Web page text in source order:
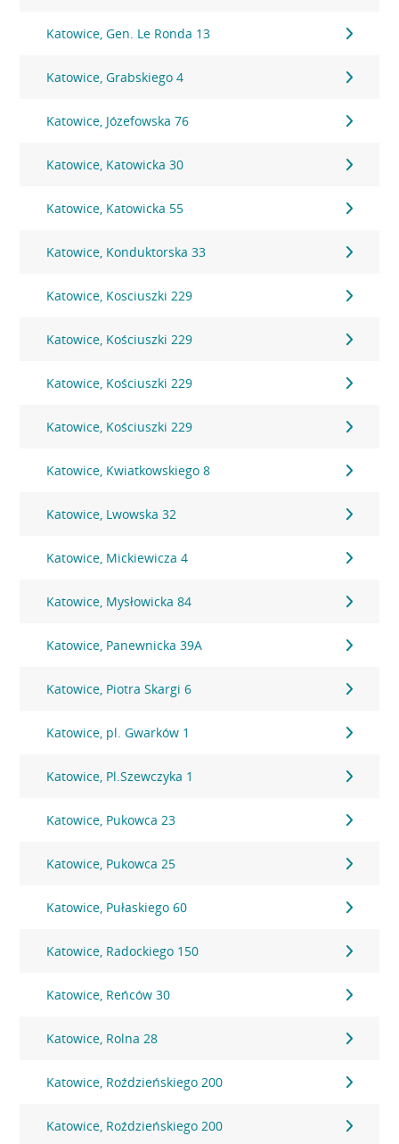
Katowice, Gen. Le Ronda 13
Katowice, Grabskiego 4
Katowice, Józefowska 76
Katowice, Katowicka 30
Katowice, Katowicka 55
Katowice, Konduktorska 33
Katowice, Kosciuszki 229
Katowice, Kościuszki 229
Katowice, Kościuszki 229
Katowice, Kościuszki 229
Katowice, Kwiatkowskiego 8
Katowice, Lwowska 32
Katowice, Mickiewicza 4
Katowice, Mysłowicka 84
Katowice, Panewnicka 39A
Katowice, Piotra Skargi 6
Katowice, pl. Gwarków 1
Katowice, Pl.Szewczyka 1
Katowice, Pukowca 23
Katowice, Pukowca 25
Katowice, Pułaskiego 60
Katowice, Radockiego 150
Katowice, Reńców 30
Katowice, Rolna 28
Katowice, Roździeńskiego 200
Katowice, Roździeńskiego 200